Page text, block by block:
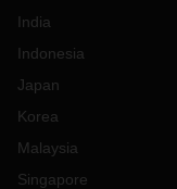
India
Indonesia
Japan
Korea
Malaysia
Singapore